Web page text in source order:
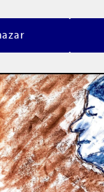
hacedora: S6 – Post 6/6
Publicado por
Jens Gerl
16